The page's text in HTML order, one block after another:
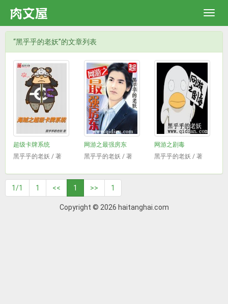
“黑乎乎的老妖”的文章列表
超级卡牌系统
黑乎乎的老妖 / 著
网游之最强房东
黑乎乎的老妖 / 著
网游之剧毒
黑乎乎的老妖 / 著
1/1 1 << 1 >> 1
Copyright © 2026 haitanghai.com